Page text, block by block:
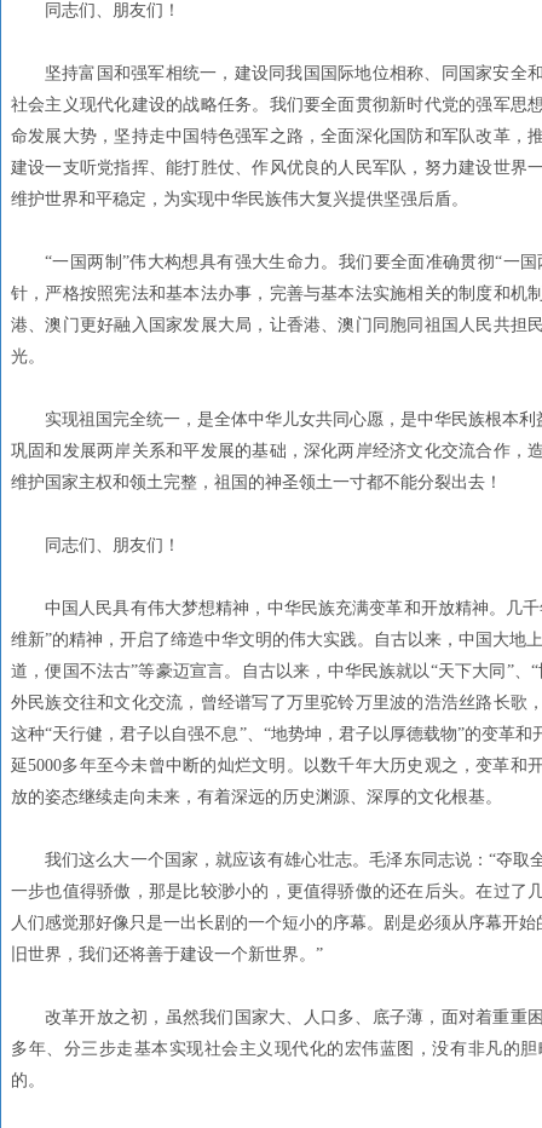
同志们、朋友们！
坚持富国和强军相统一，建设同我国国际地位相称、同国家安全
社会主义现代化建设的战略任务。我们要全面贯彻新时代党的强军思
命发展大势，坚持走中国特色强军之路，全面深化国防和军队改革，
建设一支听党指挥、能打胜仗、作风优良的人民军队，努力建设世界
维护世界和平稳定，为实现中华民族伟大复兴提供坚强后盾。
“一国两制”伟大构想具有强大生命力。我们要全面准确贯彻“一
针，严格按照宪法和基本法办事，完善与基本法实施相关的制度和机
港、澳门更好融入国家发展大局，让香港、澳门同胞同祖国人民共担
光。
实现祖国完全统一，是全体中华儿女共同心愿，是中华民族根本
巩固和发展两岸关系和平发展的基础，深化两岸经济文化交流合作，
维护国家主权和领土完整，祖国的神圣领土一寸都不能分裂出去！
同志们、朋友们！
中国人民具有伟大梦想精神，中华民族充满变革和开放精神。几
维新”的精神，开启了缔造中华文明的伟大实践。自古以来，中国大地
道，便国不法古”等豪迈宣言。自古以来，中华民族就以“天下大同”
外民族交往和文化交流，曾经谱写了万里驼铃万里波的浩浩丝路长歌
这种“天行健，君子以自强不息”、“地势坤，君子以厚德载物”的变革
延5000多年至今未曾中断的灿烂文明。以数千年大历史观之，变革和
放的姿态继续走向未来，有着深远的历史渊源、深厚的文化根基。
我们这么大一个国家，就应该有雄心壮志。毛泽东同志说：“夺
一步也值得骄傲，那是比较渺小的，更值得骄傲的还在后头。在过了
人们感觉那好像只是一出长剧的一个短小的序幕。剧是必须从序幕开
旧世界，我们还将善于建设一个新世界。”
改革开放之初，虽然我们国家大、人口多、底子薄，面对着重重
多年、分三步走基本实现社会主义现代化的宏伟蓝图，没有非凡的
的。